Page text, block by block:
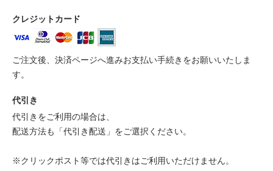
クレジットカード
ご注文後、決済ページへ進みお支払い手続きをお願いいたしま
す。
代引き
代引きをご利用の場合は、
配送方法も「代引き配送」をご選択ください。
※クリックポスト等では代引きはご利用いただけません。